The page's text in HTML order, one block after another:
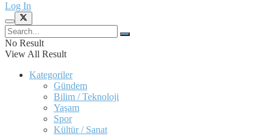
Log In
No Result
View All Result
Kategoriler
Gündem
Bilim / Teknoloji
Yaşam
Spor
Kültür / Sanat